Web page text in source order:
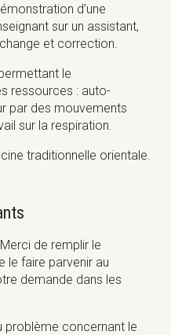
Niveau IV validé.
d’une
sur un assistant,
et correction.
le
ressources : auto-
par des mouvements
sur la respiration.
traditionnelle orientale.
de remplir le
le faire parvenir au
demande dans les
problème concernant le